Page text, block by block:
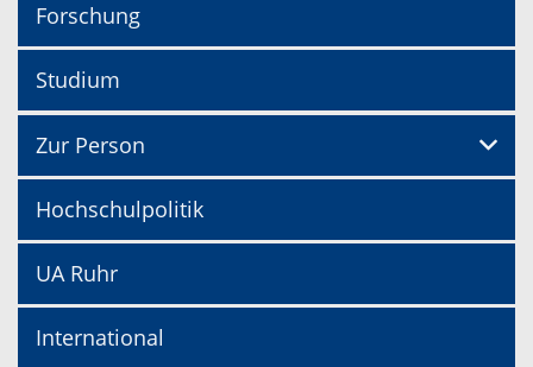
Forschung
Studium
Zur Person
Hochschulpolitik
UA Ruhr
International